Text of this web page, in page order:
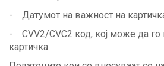
- Датумот на важност на
- CVV2/CVC2 код, кој може да го
картичка